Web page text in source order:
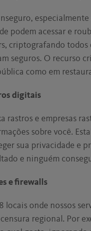
podem acessar e
criptografando todos
seguros. O recurso
como em
digitais
rastros e empresas
sobre você.
sua privacidade e
e ninguém
e firewalls
locais onde nossos
regional. Por